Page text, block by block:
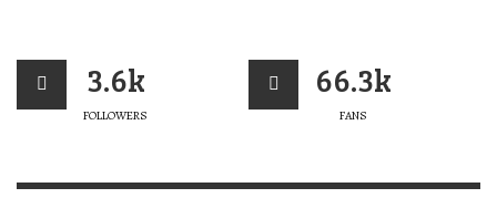
3.6k
FOLLOWERS
66.3k
FANS